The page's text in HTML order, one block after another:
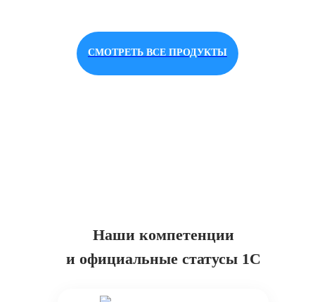
СМОТРЕТЬ ВСЕ ПРОДУКТЫ
Наши компетенции
и официальные статусы 1С